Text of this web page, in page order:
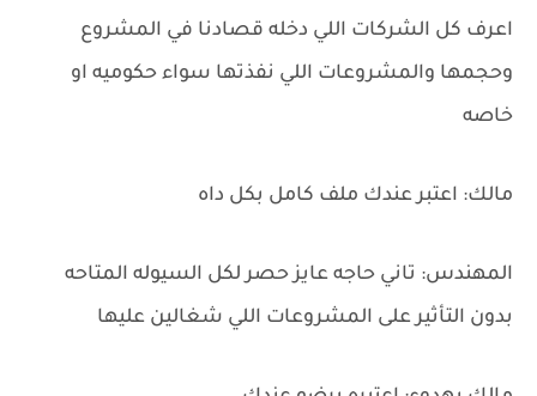
اعرف كل الشركات اللي دخله قصادنا في المشروع
وحجمها والمشروعات اللي نفذتها سواء حكوميه او
خاصه
مالك: اعتبر عندك ملف كامل بكل داه
المهندس: تاني حاجه عايز حصر لكل السيوله المتاحه
بدون التأثير على المشروعات اللي شغالين عليها